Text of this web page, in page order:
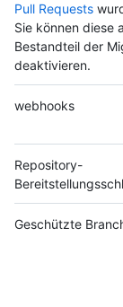
Pull Requests
Sie können diese
Bestandteil der
deaktivieren.
webhooks
Repository-
Geschützte